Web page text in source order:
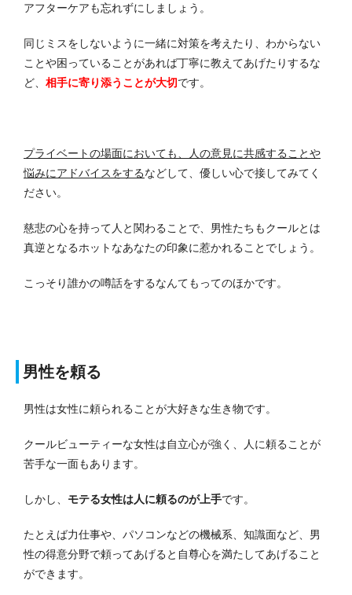
アフターケアも忘れずにしましょう。
同じミスをしないように一緒に対策を考えたり、わからない
ことや困っていることがあれば丁寧に教えてあげたりするな
ど、 相手に寄り添うことが大切です。
プライベートの場面においても、人の意見に共感することや
悩みにアドバイスをするなどして、優しい心で接してみてく
ださい。
慈悲の心を持って人と関わることで、男性たちもクールとは
真逆となるホットなあなたの印象に惹かれることでしょう。
こっそり誰かの噂話をするなんてもってのほかです。
男性を頼る
男性は女性に頼られることが大好きな生き物です。
クールビューティーな女性は自立心が強く、人に頼ることが
苦手な一面もあります。
しかし、 モテる女性は人に頼るのが上手です。
たとえば力仕事や、パソコンなどの機械系、知識面など、男
性の得意分野で頼ってあげると自尊心を満たしてあげること
ができます。